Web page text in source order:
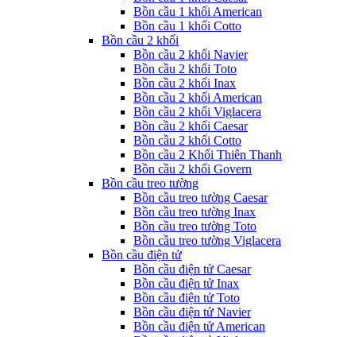
Bồn cầu 1 khối American
Bồn cầu 1 khối Cotto
Bồn cầu 2 khối
Bồn cầu 2 khối Navier
Bồn cầu 2 khối Toto
Bồn cầu 2 khối Inax
Bồn cầu 2 khối American
Bồn cầu 2 khối Viglacera
Bồn cầu 2 khối Caesar
Bồn cầu 2 khối Cotto
Bồn cầu 2 Khối Thiên Thanh
Bồn cầu 2 khối Govern
Bồn cầu treo tường
Bồn cầu treo tường Caesar
Bồn cầu treo tường Inax
Bồn cầu treo tường Toto
Bồn cầu treo tường Viglacera
Bồn cầu điện tử
Bồn cầu điện tử Caesar
Bồn cầu điện tử Inax
Bồn cầu điện tử Toto
Bồn cầu điện tử Navier
Bồn cầu điện tử American